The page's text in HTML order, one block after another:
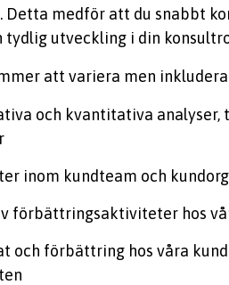
Detta medför att du snabbt
utveckling i din
att variera men
och kvantitativa analyser,
inom kundteam och
förbättringsaktiviteter hos
och förbättring hos våra